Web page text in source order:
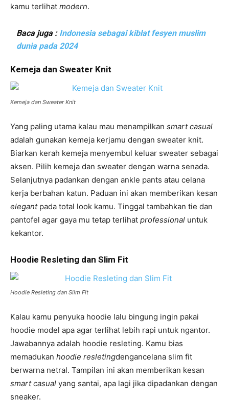
kamu terlihat modern.
Baca juga : Indonesia sebagai kiblat fesyen muslim
dunia pada 2024
Kemeja dan Sweater Knit
Kemeja dan Sweater Knit
Yang paling utama kalau mau menampilkan smart casual
adalah gunakan kemeja kerjamu dengan sweater knit.
Biarkan kerah kemeja menyembul keluar sweater sebagai
aksen. Pilih kemeja dan sweater dengan warna senada.
Selanjutnya padankan dengan ankle pants atau celana
kerja berbahan katun. Paduan ini akan memberikan kesan
elegant pada total look kamu. Tinggal tambahkan tie dan
pantofel agar gaya mu tetap terlihat professional untuk
kekantor.
Hoodie Resleting dan Slim Fit
Hoodie Resleting dan Slim Fit
Kalau kamu penyuka hoodie lalu bingung ingin pakai
hoodie model apa agar terlihat lebih rapi untuk ngantor.
Jawabannya adalah hoodie resleting. Kamu bias
memadukan hoodie resletingdengancelana slim fit
berwarna netral. Tampilan ini akan memberikan kesan
smart casual yang santai, apa lagi jika dipadankan dengan
sneaker.